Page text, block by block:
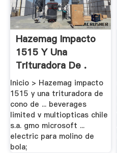
Hazemag Impacto
1515 Y Una
Trituradora De .
Inicio > Hazemag impacto
1515 y una trituradora de
cono de ... beverages
limited v multiopticas chile
s.a. gmo microsoft ...
electric para molino de
bola;